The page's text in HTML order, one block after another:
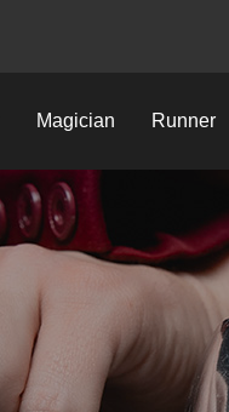
Magician Runner